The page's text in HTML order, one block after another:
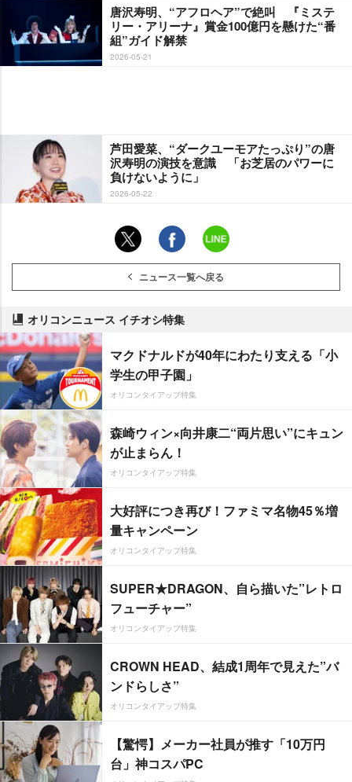
唐沢寿明、“アフロヘア”で絶叫 『ミステ
リー・アリーナ』賞金100億円を懸けた“番
組”ガイド解禁
2026-05-21
芦田愛菜、“ダークユーモアたっぷり”の唐
沢寿明の演技を意識 「お芝居のパワーに
負けないように」
2026-05-22
ニュース一覧へ戻る
オリコンニュース イチオシ特集
マクドナルドが40年にわたり支える「小
学生の甲子園」
オリコンタイアップ特集
森崎ウィン×向井康二“両片思い”にキュン
が止まらん！
オリコンタイアップ特集
大好評につき再び！ファミマ名物45％増
量キャンペーン
オリコンタイアップ特集
SUPER★DRAGON、自ら描いた”レトロ
フューチャー”
オリコンタイアップ特集
CROWN HEAD、結成1周年で見えた”バ
ンドらしさ”
オリコンタイアップ特集
【驚愕】メーカー社員が推す「10万円
台」神コスパPC